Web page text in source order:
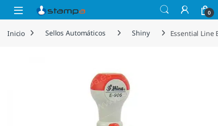
Saltar a la navegación
Saltar al contenido
Open 0
Inicio Sellos Automáticos Shiny Essential Line